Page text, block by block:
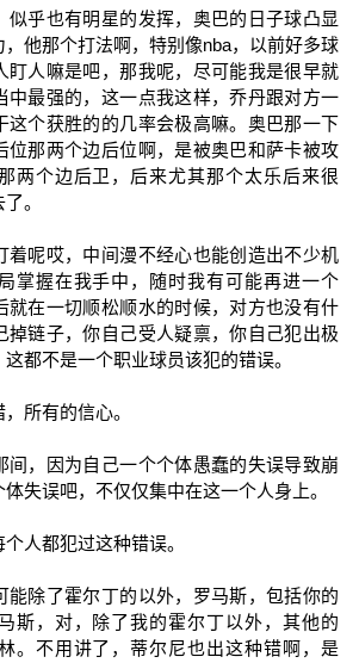
似乎也有明星的发挥，奥巴的日子球凸显
他那个打法啊，特别像nba，以前好多球
盯人嘛是吧，那我呢，尽可能我是很早就
中最强的，这一点我这样，乔丹跟对方一
这个获胜的的几率会极高嘛。奥巴那一下
位那两个边后位啊，是被奥巴和萨卡被攻
两个边后卫，后来尤其那个太乐后来很
。
着呢哎，中间漫不经心也能创造出不少机
掌握在我手中，随时我有可能再进一个
就在一切顺松顺水的时候，对方也没有什
掉链子，你自己受人疑禀，你自己犯出极
都不是一个职业球员该犯的错误。
所有的信心。
间，因为自己一个个体愚蠢的失误导致崩
失误吧，不仅仅集中在这一个人身上。
人都犯过这种错误。
能除了霍尔丁的以外，罗马斯，包括你的
斯，对，除了我的霍尔丁以外，其他的
。不用讲了，蒂尔尼也出这种错啊，是